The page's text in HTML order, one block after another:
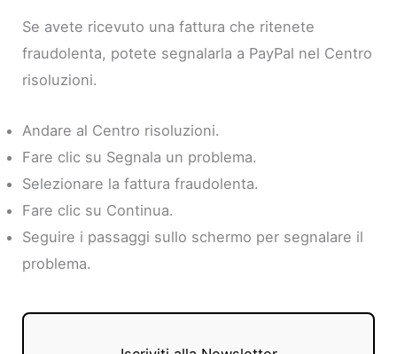
Se avete ricevuto una fattura che ritenete
fraudolenta, potete segnalarla a PayPal nel Centro
risoluzioni.
Andare al Centro risoluzioni.
Fare clic su Segnala un problema.
Selezionare la fattura fraudolenta.
Fare clic su Continua.
Seguire i passaggi sullo schermo per segnalare il
problema.